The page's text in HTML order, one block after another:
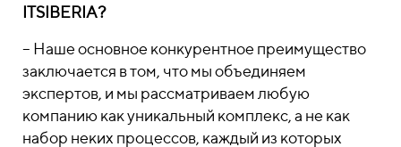
ITSIBERIA?
– Наше основное конкурентное преимущество
заключается в том, что мы объединяем
экспертов, и мы рассматриваем любую
компанию как уникальный комплекс, а не как
набор неких процессов, каждый из которых